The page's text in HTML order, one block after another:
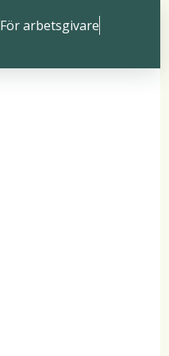
För arbetsgivare